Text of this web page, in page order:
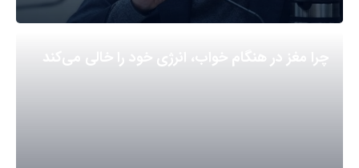
چرا مغز در هنگام خواب، انرژی خود را خالی می‌کند